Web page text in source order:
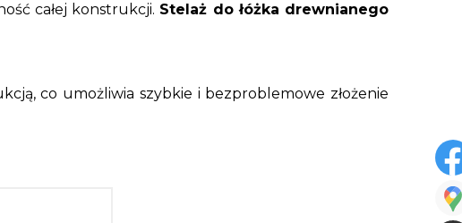
całej konstrukcji. Stelaż do łóżka drewnianego
co umożliwia szybkie i bezproblemowe złożenie